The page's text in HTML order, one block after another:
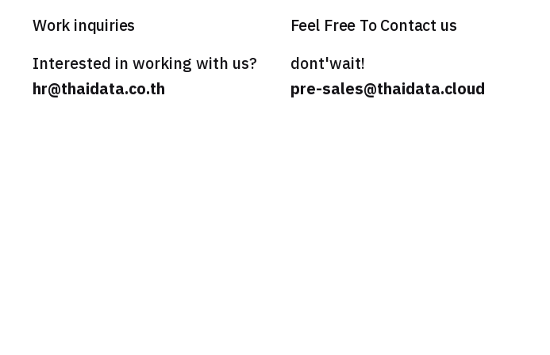
Work inquiries
Interested in working with us?
hr@thaidata.co.th
Feel Free To Contact us
dont'wait!
pre-sales@thaidata.cloud